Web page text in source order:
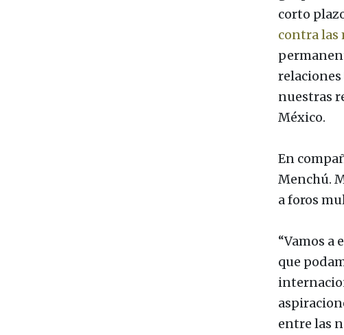
corto
contra las
relaciones
nuestras
México.
En
Menchú.
a foros
“Vamos a
que
entre las